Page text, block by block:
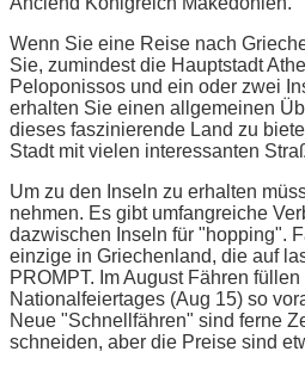
Wenn Sie eine Reise nach
Sie, zumindest die Hauptstadt
Peloponissos und ein oder zwei
erhalten Sie einen allgemeinen
dieses faszinierende Land zu
Stadt mit vielen interessanten
Um zu den Inseln zu erhalten
nehmen. Es gibt umfangreiche
dazwischen Inseln für "hopping".
einzige in Griechenland, die auf
PROMPT. Im August Fähren
Nationalfeiertages (Aug 15) so
Neue "Schnellfähren" sind ferne
schneiden, aber die Preise sind